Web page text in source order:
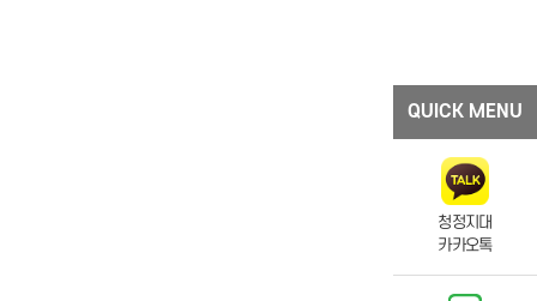
QUICK MENU
청정지대
카카오톡